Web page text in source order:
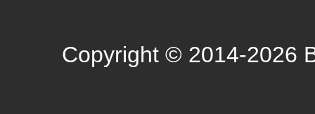
Copyright © 2014-2026